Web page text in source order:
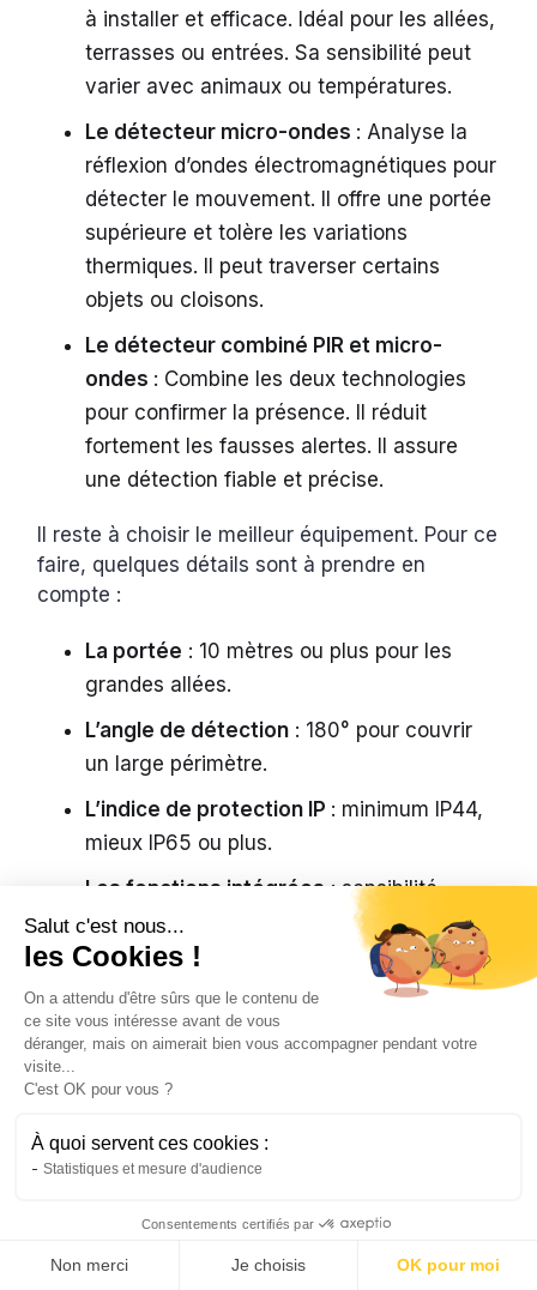
à installer et efficace. Idéal pour les allées,
terrasses ou entrées. Sa sensibilité peut
varier avec animaux ou températures.
Le détecteur micro-ondes : Analyse la
réflexion d’ondes électromagnétiques pour
détecter le mouvement. Il offre une portée
supérieure et tolère les variations
thermiques. Il peut traverser certains
objets ou cloisons.
Le détecteur combiné PIR et micro-
ondes : Combine les deux technologies
pour confirmer la présence. Il réduit
fortement les fausses alertes. Il assure
une détection fiable et précise.
Il reste à choisir le meilleur équipement. Pour ce
faire, quelques détails sont à prendre en
compte :
La portée : 10 mètres ou plus pour les
grandes allées.
L’angle de détection : 180° pour couvrir
un large périmètre.
L’indice de protection IP : minimum IP44,
mieux IP65 ou plus.
Les fonctions intégrées : sensibilité
réglable, temporisation et activation
crépusculaire.
Ces capteurs allument vos luminaires
uniquement si nécessaire. Ils évitent le
gaspillage d’énergie. Ils garantissent la sécurité
pour vous et vos proches.
Choisir la bonne température de
La température de couleur change la
Salut c'est nous...
les Cookies !
On a attendu d'être sûrs que le contenu de
ce site vous intéresse avant de vous
déranger, mais on aimerait bien vous accompagner pendant votre
visite...
C'est OK pour vous ?
À quoi servent ces cookies :
Statistiques et mesure d'audience
Consentements certifiés par
Non merci Je choisis OK pour moi